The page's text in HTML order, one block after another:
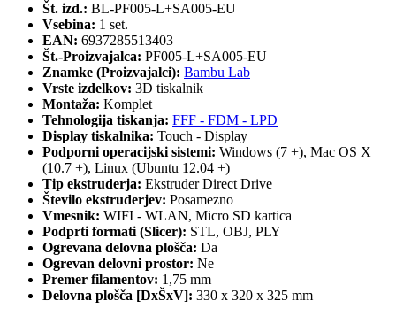
Št. izd.: BL-PF005-L+SA005-EU
Vsebina: 1 set.
EAN: 6937285513403
Št.-Proizvajalca: PF005-L+SA005-EU
Znamke (Proizvajalci): Bambu Lab
Vrste izdelkov: 3D tiskalnik
Montaža: Komplet
Tehnologija tiskanja: FFF - FDM - LPD
Display tiskalnika: Touch - Display
Podporni operacijski sistemi: Windows (7 +), Mac OS X
(10.7 +), Linux (Ubuntu 12.04 +)
Tip ekstruderja: Ekstruder Direct Drive
Število ekstruderjev: Posamezno
Vmesnik: WIFI - WLAN, Micro SD kartica
Podprti formati (Slicer): STL, OBJ, PLY
Ogrevana delovna plošča: Da
Ogrevan delovni prostor: Ne
Premer filamentov: 1,75 mm
Delovna plošča [DxŠxV]: 330 x 320 x 325 mm